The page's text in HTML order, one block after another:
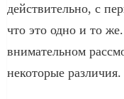
действительно, с
что это одно и то
внимательном
некоторые различия.